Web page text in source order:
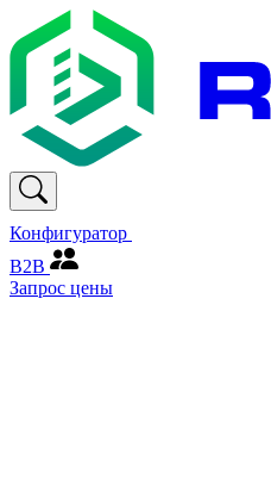
Конфигуратор
В2В
Запрос цены